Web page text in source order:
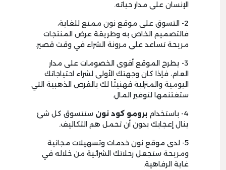
الإنسان على مدار حياته.
2- التسوق على موقع نون ممتع للغاية،
فالتصميم الخاص به وطريقة عرض المنتجات
مريحة تساعد على مرونة الشراء في وقت قصير.
3- يطرح الموقع أقوى الخصومات على مدار
العام، فإذا كان وجهتك الأولى لشراء احتياجاتك
اليومية والمنزلية فهنيئًا لك بالفرص الذهبية التي
ستغتنمها لتوفير المال.
4- باستخدام برومو كود نون ستتسوق كل شئ
ينال إعجابك بدون أن تحمل هم التكاليف.
5- لدى موقع نون خدمات وتسهيلات مجانية
ومريحة ستجعل رحلاتك الشرائية من خلاله في
غاية الرفاهية.